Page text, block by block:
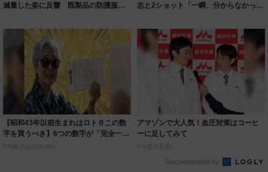
減量した姿に反響 既製品の防護服が
志と2ショット「一瞬、分からなかった
【昭和43年以前生まれはロト６この数
字を買うべき】6つの数字が「完全一
致」する方...
PR(株式会社MURA)
アマゾンで大人気！血圧対策はコーヒ
ーに足してみて
PR(森永乳業)
Recommended by